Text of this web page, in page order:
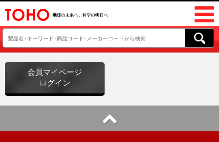
会員マイページ
ログイン